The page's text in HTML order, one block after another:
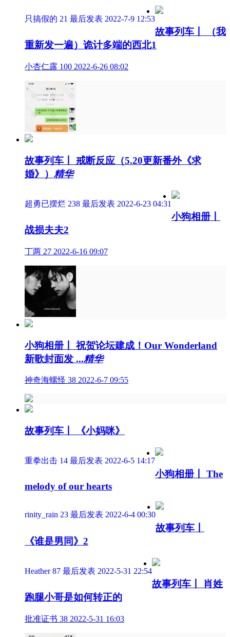
只搞假的 21 最后发表 2022-7-9 12:53
故事列车丨 （我
重新发一遍）诡计多端的西北1
小杏仁露 100 2022-6-26 08:02
故事列车丨 戒断反应（5.20更新番外《求
婚》） 精华
超勇已摆烂 238 最后发表 2022-6-23 04:31
小狗相册丨
战损夫夫2
丁两 27 2022-6-16 09:07
小狗相册丨 祝贺论坛建成！Our Wonderland
新歌封面发 ...精华
神奇海螺怪 38 2022-6-7 09:55
故事列车丨 《小妈咪》
重拳出击 14 最后发表 2022-6-5 14:17
小狗相册丨 The
melody of our hearts
rinity_rain 23 最后发表 2022-6-4 00:30
故事列车丨
《谁是男同》2
Heather87 最后发表 2022-5-31 22:54
故事列车丨 肖姓
跑腿小哥是如何转正的
批准证书 38 2022-5-31 16:03